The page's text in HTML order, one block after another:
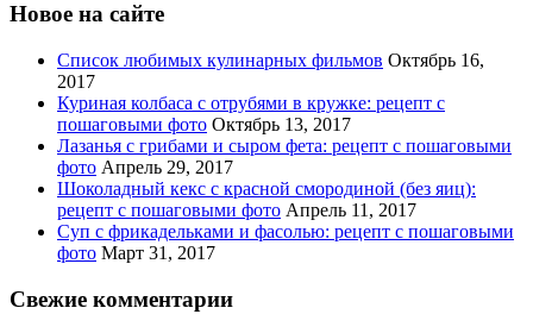
Новое на сайте
Список любимых кулинарных фильмов Октябрь 16,
2017
Куриная колбаса с отрубями в кружке: рецепт с
пошаговыми фото Октябрь 13, 2017
Лазанья с грибами и сыром фета: рецепт с пошаговыми
фото Апрель 29, 2017
Шоколадный кекс с красной смородиной (без яиц):
рецепт с пошаговыми фото Апрель 11, 2017
Суп с фрикадельками и фасолью: рецепт с пошаговыми
фото Март 31, 2017
Свежие комментарии